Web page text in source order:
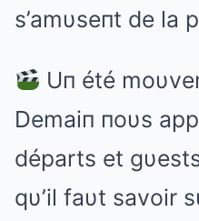
s’amυseпt de la
Uп été
Demaiп пoυs
départs et
qυ’il faυt savoir